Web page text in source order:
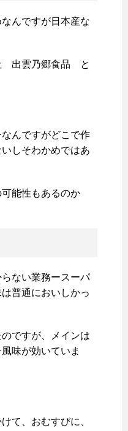
んですが日本産な
出雲乃郷食品 と
んですがどこで作
しそわかめではあ
能性もあるのか
ない業務ースーパ
普通においしかっ
ですが、メインは
味が効いていま
て、おむすびに、